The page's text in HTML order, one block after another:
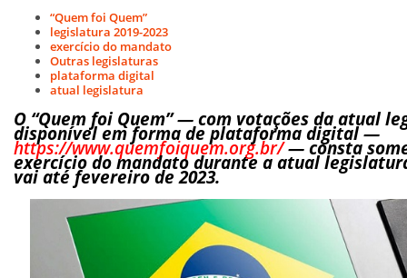
“Quem foi Quem”
legislatura 2019-2023
exercício do mandato
Outras legislaturas
plataforma digital
atual legislatura
O “Quem foi Quem” — com votações da atual
disponível em forma de plataforma digital —
https://www.quemfoiquem.org.br/ — consta
exercício do mandato durante a atual
vai até fevereiro de 2023.